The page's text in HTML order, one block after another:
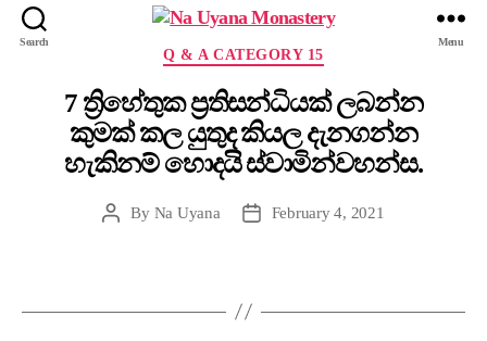
Search Menu
Q & A CATEGORY 15
7 ත්‍රිහේතුක ප්‍රතිසන්ධියක් ලබන්න
කුමක් කල යුතුද කියල දැනගන්න
හැකිනම් හොදයි ස්වාමින්වහන්ස.
By Na Uyana February 4, 2021